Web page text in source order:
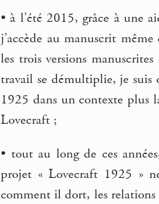
• à l’été 2015, grâce à une
j’accède au manuscrit
les trois versions
travail se démultiplie, je suis
1925 dans un contexte plus
Lovecraft ;
• tout au long de ces
projet « Lovecraft 1925 »
comment il dort, les relations